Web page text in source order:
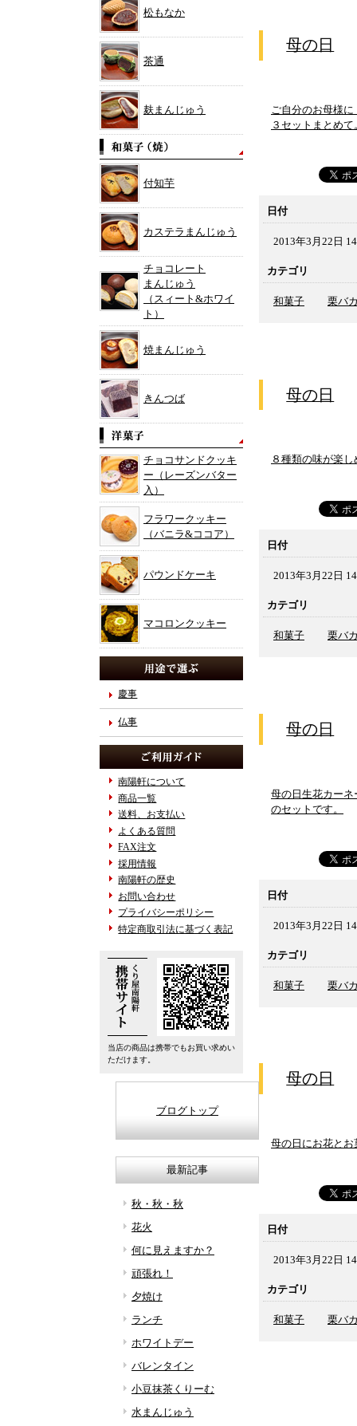
松もなか
茶通
麸まんじゅう
付知芋
カステラまんじゅう
チョコレート
まんじゅう
（スィート&ホワイ
ト）
焼まんじゅう
きんつば
チョコサンドクッキ
ー（レーズンバター
入）
フラワークッキー
（バニラ&ココア）
パウンドケーキ
マコロンクッキー
慶事
仏事
南陽軒について
商品一覧
送料、お支払い
よくある質問
FAX注文
採用情報
南陽軒の歴史
お問い合わせ
プライバシーポリシー
特定商取引法に基づく表記
当店の商品は携帯でもお買い求めい
ただけます。
母の日
ご自分のお母様
３セットまとめ
日付
2013年3月22日
カテゴリ
和菓子 栗バ
母の日
８種類の味が楽
日付
2013年3月22日
カテゴリ
和菓子 栗バ
母の日
母の日生花カー
のセットです。
日付
2013年3月22日
カテゴリ
和菓子 栗バ
母の日
母の日にお花と
日付
2013年3月22日
カテゴリ
和菓子 栗バ
ブログトップ
最新記事
秋・秋・秋
花火
何に見えますか？
頑張れ！
夕焼け
ランチ
ホワイトデー
バレンタイン
小豆抹茶くりーむ
水まんじゅう